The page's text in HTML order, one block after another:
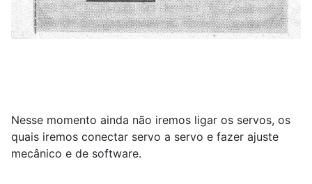
Nesse momento ainda não iremos ligar os servos, os
quais iremos conectar servo a servo e fazer ajuste
mecânico e de software.